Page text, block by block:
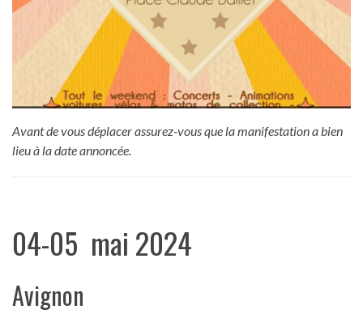
Avant de vous déplacer assurez-vous que la manifestation a bien
lieu à la date annoncée.
04-05 mai 2024
Avignon